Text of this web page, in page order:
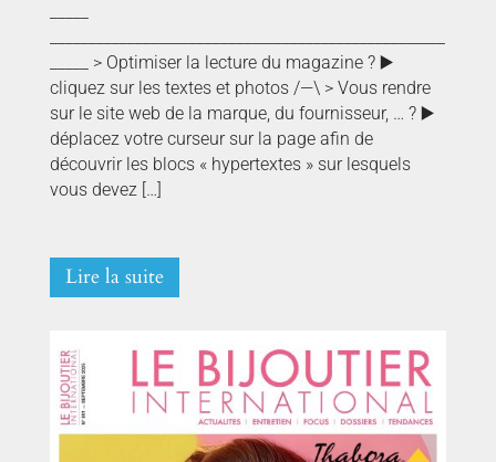
_____ > Optimiser la lecture du magazine ? ▶️
cliquez sur les textes et photos /—\ > Vous rendre
sur le site web de la marque, du fournisseur, … ? ▶️
déplacez votre curseur sur la page afin de
découvrir les blocs « hypertextes » sur lesquels
vous devez […]
Lire la suite